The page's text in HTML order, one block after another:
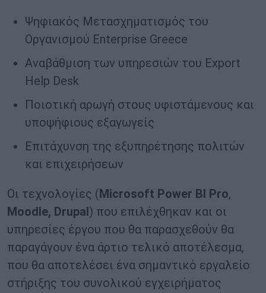
Ψηφιακός Μετασχηματισμός του
Οργανισμού Enterprise Greece
Αναβάθμιση των υπηρεσιών του Export
Help Desk
Ποιοτική αρωγή στους υφιστάμενους και
υποψήφιους εξαγωγείς
Επιτάχυνση της εξυπηρέτησης πολιτών
και επιχειρήσεων
Οι τεχνολογίες ( Microsoft Power BI Pro,
Moodle, Drupal ) που επιλέχθηκαν και οι
υπηρεσίες έργου που θα παρασχεθούν θα
παραγάγουν ένα άρτιο τελικό αποτέλεσμα,
που θα αποτελέσει ένα σημαντικό εργαλείο
στήριξης του συνολικού εγχειρήματος